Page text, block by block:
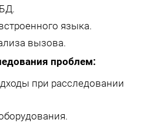
языка.
вызова.
проблем:
при расследовании